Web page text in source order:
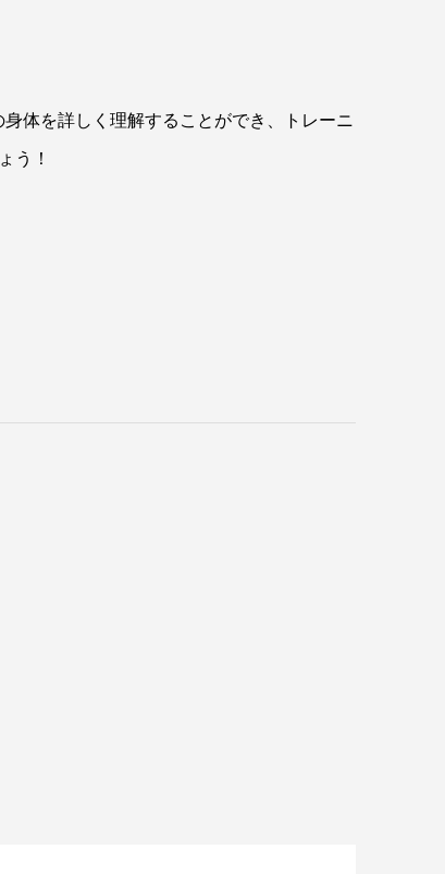
体を詳しく理解することができ、トレーニ
う！